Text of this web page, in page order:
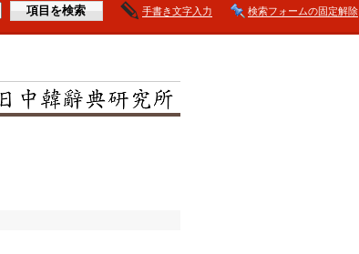
手書き文字入力 検索フォームの固定解除